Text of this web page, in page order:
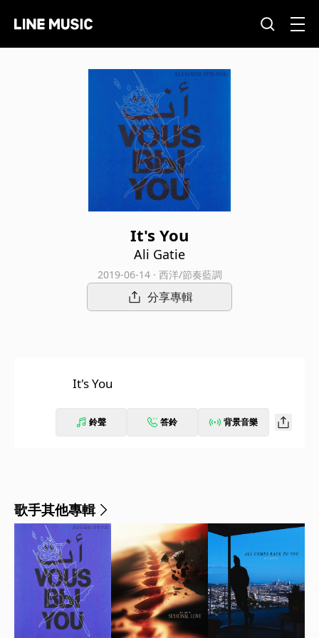
It's You
Ali Gatie
2019-06-14 · 西洋/節奏藍調
分享專輯
It's You
鈴聲 答鈴 背景音樂
歌手其他專輯